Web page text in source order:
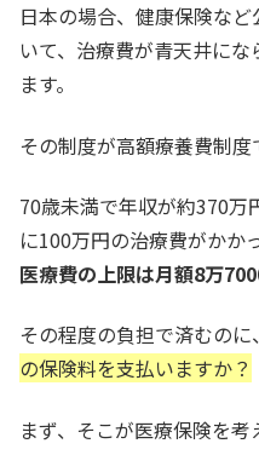
日本の場合、健康保険な
いて、治療費が青天井に
ます。
その制度が高額療養費制度
70歳未満で年収が約370万
に100万円の治療費がかか
医療費の上限は月額8万
その程度の負担で済むの
の保険料を支払いますか？
まず、そこが医療保険を考